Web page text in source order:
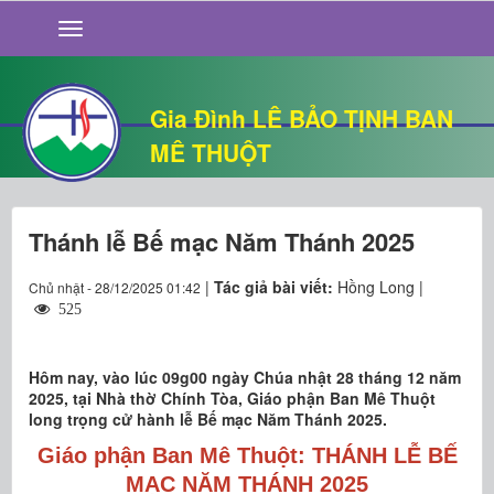
Gia Đình LÊ BẢO TỊNH BAN
MÊ THUỘT
GIỚI THIỆU
TIN TỨC
SỐNG ĐẠO
CHUYỆN NHÀ
QUÁN VĂN
THƯ GIÃN
Thánh lễ Bế mạc Năm Thánh 2025
Chủ nhật - 28/12/2025 01:42 | Tác giả bài viết: Hồng Long |
525
Hôm nay, vào lúc 09g00 ngày Chúa nhật 28 tháng 12 năm
2025, tại Nhà thờ Chính Tòa, Giáo phận Ban Mê Thuột
long trọng cử hành lễ Bế mạc Năm Thánh 2025.
Giáo phận Ban Mê Thuột: THÁNH LỄ BẾ
MẠC NĂM THÁNH 2025